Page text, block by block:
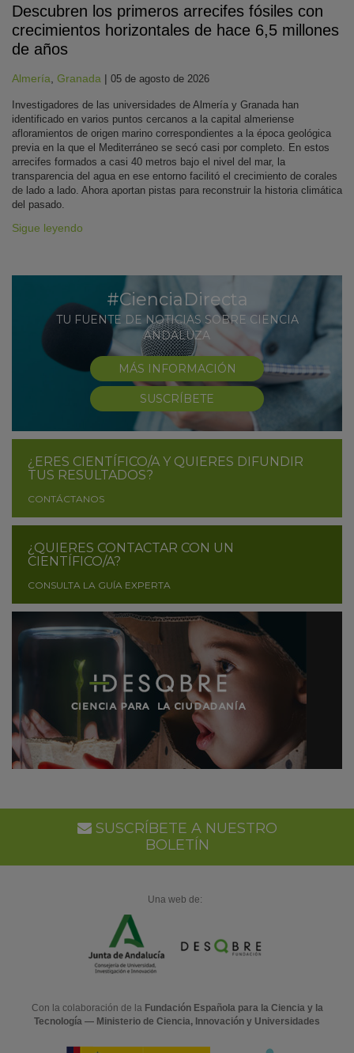
Descubren los primeros arrecifes fósiles con
crecimientos horizontales de hace 6,5 millones
de años
Almería Granada | 05 de agosto de 2026
Investigadores de las universidades de Almería y Granada han
identificado en varios puntos cercanos a la capital almeriense
afloramientos de origen marino correspondientes a la época geológica
previa en la que el Mediterráneo se secó casi por completo. En estos
arrecifes formados a casi 40 metros bajo el nivel del mar, la
transparencia del agua en ese entorno facilitó el crecimiento de corales
de lado a lado. Ahora aportan pistas para reconstruir la historia climática
del pasado.
Sigue leyendo
#CienciaDirecta
TU FUENTE DE NOTICIAS SOBRE CIENCIA
ANDALUZA
MÁS INFORMACIÓN
SUSCRÍBETE
¿ERES CIENTÍFICO/A Y QUIERES DIFUNDIR
TUS RESULTADOS?
CONTÁCTANOS
¿QUIERES CONTACTAR CON UN
CIENTÍFICO/A?
CONSULTA LA GUÍA EXPERTA
SUSCRÍBETE A NUESTRO
BOLETÍN
Una web de:
Con la colaboración de la Fundación Española para la Ciencia y la
Tecnología — Ministerio de Ciencia, Innovación y Universidades